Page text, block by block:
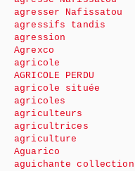
agresser Nafissatou
agressifs tandis
agression
Agrexco
agricole
AGRICOLE PERDU
agricole située
agricoles
agriculteurs
agricultrices
agriculture
Aguarico
aguichante collection